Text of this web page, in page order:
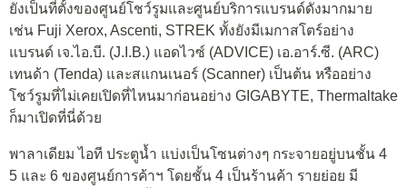
ยังเป็นที่ตั้งของศูนย์โชว์รูมและศูนย์บริการแบรนด์ดังมากมาย
เช่น Fuji Xerox, Ascenti, STREK ทั้งยังมีเมกาสโตร์อย่าง
แบรนด์ เจ.ไอ.บี. (J.I.B.) แอดไวซ์ (ADVICE) เอ.อาร์.ซี. (ARC)
เทนด้า (Tenda) และสแกนเนอร์ (Scanner) เป็นต้น หรืออย่าง
โชว์รูมที่ไม่เคยเปิดที่ไหนมาก่อนอย่าง GIGABYTE, Thermaltake
ก็มาเปิดที่นี่ด้วย
พาลาเดียม ไอที ประตูน้ำ แบ่งเป็นโซนต่างๆ กระจายอยู่บนชั้น 4
5 และ 6 ของศูนย์การค้าฯ โดยชั้น 4 เป็นร้านค้า รายย่อย มี